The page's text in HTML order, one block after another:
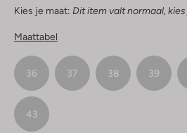
Kies je maat: Dit item valt normaal,
Maattabel
36 37 38 39
43